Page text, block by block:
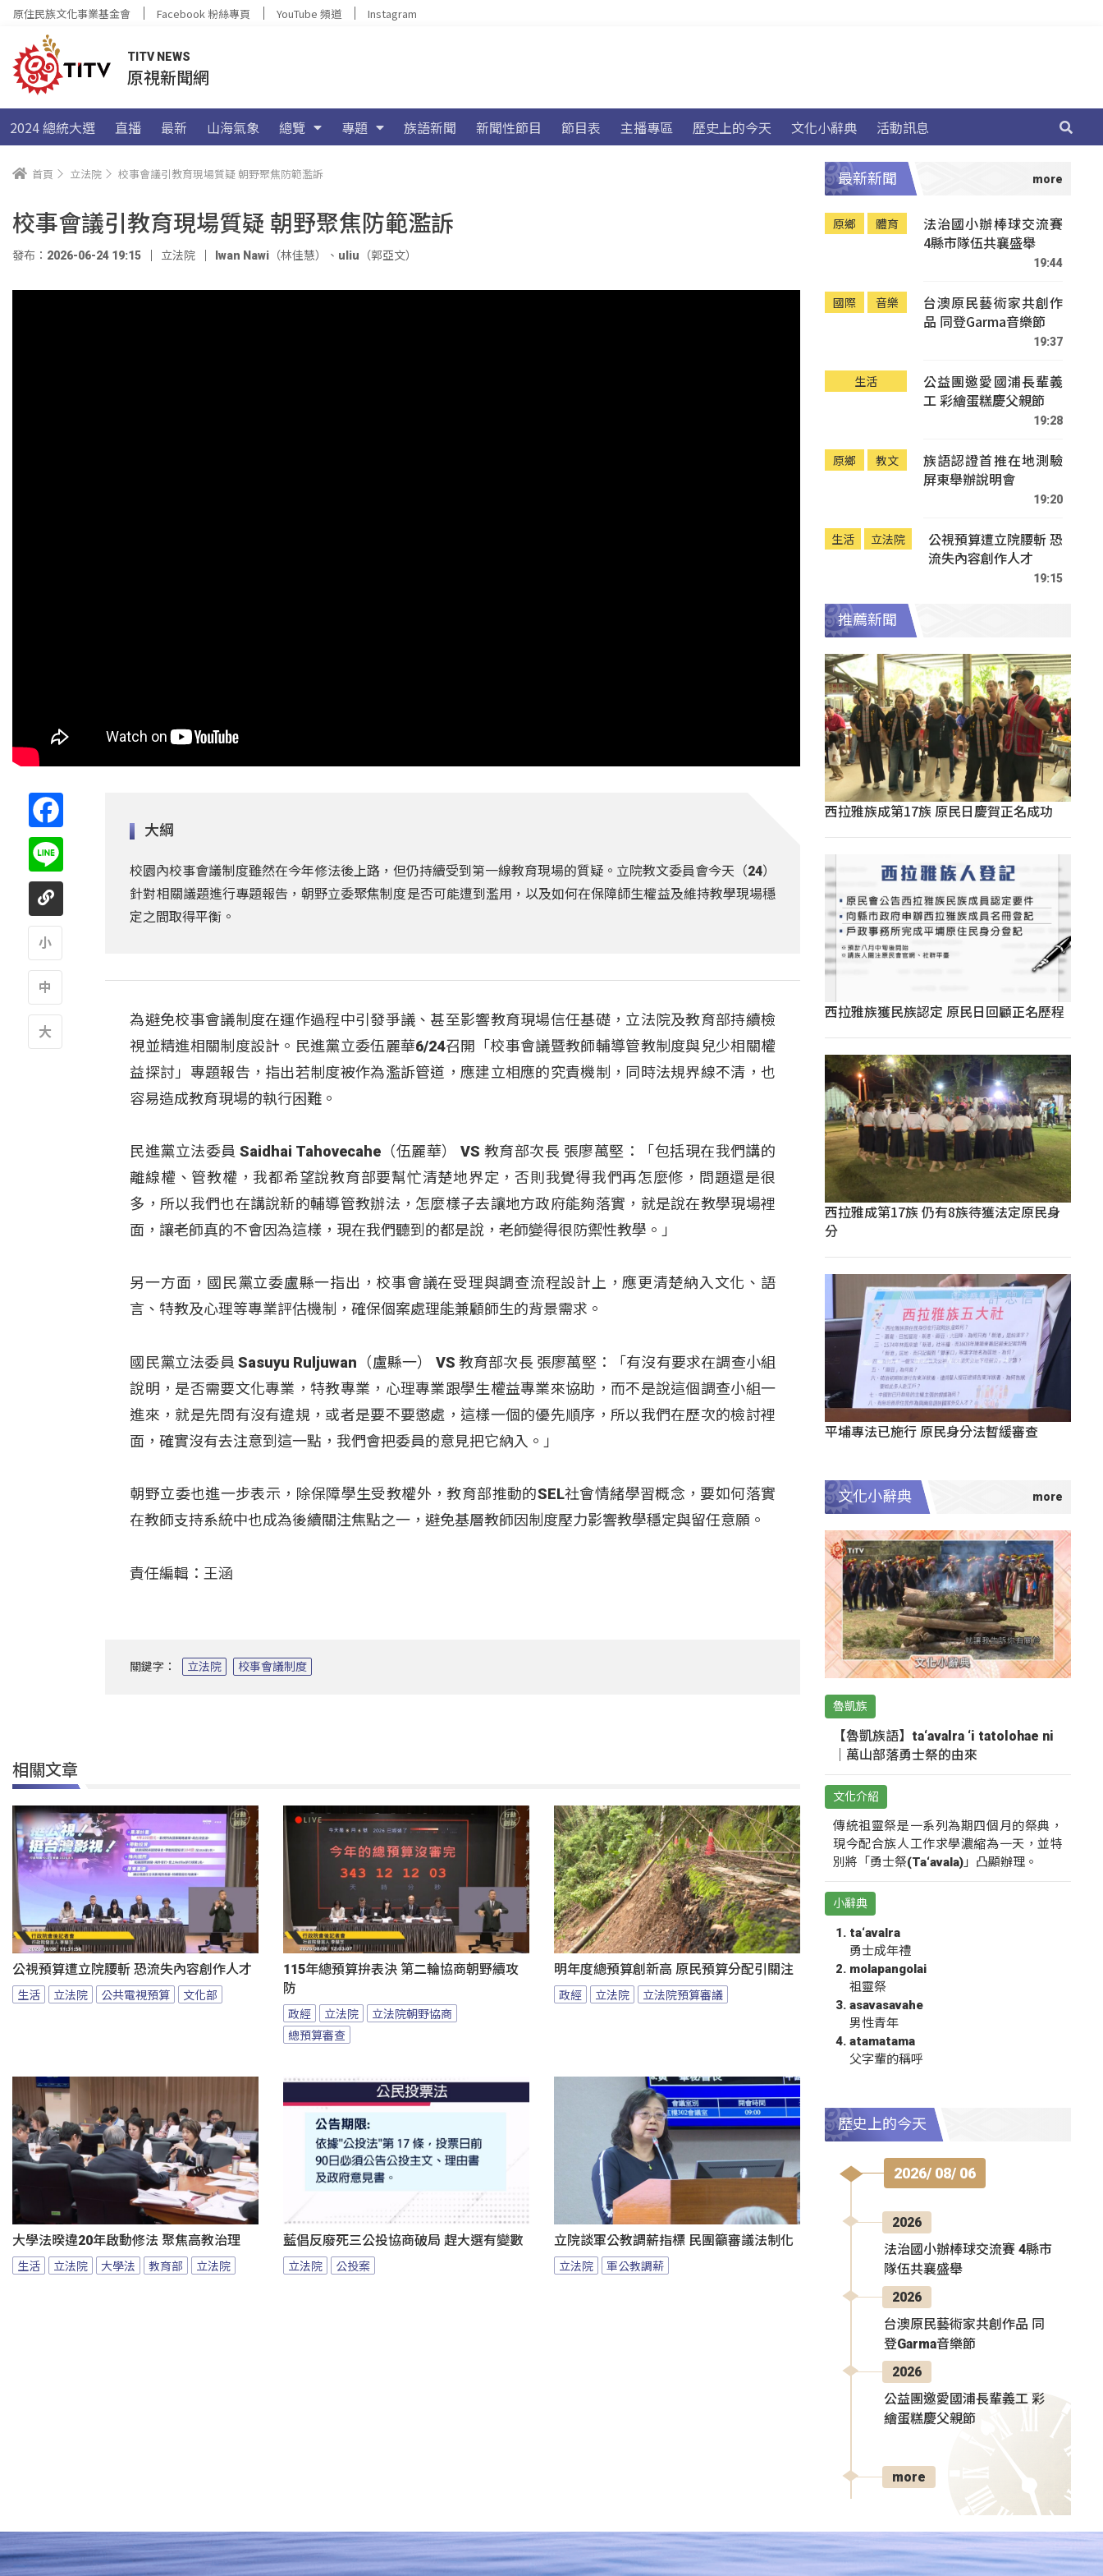
原住民族文化事業基金會 Facebook 粉絲專頁 YouTube 頻道 Instagram
TITV NEWS
原視新聞網
2024 總統大選 直播 最新 山海氣象 總覽 專題 族語新聞 新聞性節目 節目表 主播專區 歷史上的今天 文化小辭典 活動訊息
首頁 立法院 校事會議引教育現場質疑 朝野聚焦防範濫訴
校事會議引教育現場質疑 朝野聚焦防範濫訴
發布：2026-06-24 19:15 立法院 Iwan Nawi（林佳慧） 、 uliu（郭亞文）
大綱
校園內校事會議制度雖然在今年修法後上路，但仍持續受到第一線教育現場的質疑。立院教文委員會今天（24）
針對相關議題進行專題報告，朝野立委聚焦制度是否可能遭到濫用，以及如何在保障師生權益及維持教學現場穩
定之間取得平衡。
為避免校事會議制度在運作過程中引發爭議、甚至影響教育現場信任基礎，立法院及教育部持續檢
視並精進相關制度設計。民進黨立委伍麗華6/24召開「校事會議暨教師輔導管教制度與兒少相關權
益探討」專題報告，指出若制度被作為濫訴管道，應建立相應的究責機制，同時法規界線不清，也
容易造成教育現場的執行困難。
民進黨立法委員 Saidhai Tahovecahe（伍麗華） VS 教育部次長 張廖萬堅：「包括現在我們講的
離線權、管教權，我都希望說教育部要幫忙清楚地界定，否則我覺得我們再怎麼修，問題還是很
多，所以我們也在講說新的輔導管教辦法，怎麼樣子去讓地方政府能夠落實，就是說在教學現場裡
面，讓老師真的不會因為這樣，現在我們聽到的都是說，老師變得很防禦性教學。」
另一方面，國民黨立委盧縣一指出，校事會議在受理與調查流程設計上，應更清楚納入文化、語
言、特教及心理等專業評估機制，確保個案處理能兼顧師生的背景需求。
國民黨立法委員 Sasuyu Ruljuwan（盧縣一） VS 教育部次長 張廖萬堅：「有沒有要求在調查小組
說明，是否需要文化專業，特教專業，心理專業跟學生權益專業來協助，而不是說這個調查小組一
進來，就是先問有沒有違規，或者是要不要懲處，這樣一個的優先順序，所以我們在歷次的檢討裡
面，確實沒有去注意到這一點，我們會把委員的意見把它納入。」
朝野立委也進一步表示，除保障學生受教權外，教育部推動的SEL社會情緒學習概念，要如何落實
在教師支持系統中也成為後續關注焦點之一，避免基層教師因制度壓力影響教學穩定與留任意願。
責任編輯：王涵
關鍵字： 立法院 校事會議制度
相關文章
公視預算遭立院腰斬 恐流失內容創作人才
生活 立法院 公共電視預算 文化部
115年總預算拚表決 第二輪協商朝野續攻
防
政經 立法院
立法院朝野協商
總預算審查
明年度總預算創新高 原民預算分配引關注
政經 立法院 立法院預算審議
大學法暌違20年啟動修法 聚焦高教治理
生活 立法院 大學法 教育部 立法院
藍倡反廢死三公投協商破局 趕大選有變數
立法院 公投案
立院談軍公教調薪指標 民團籲審議法制化
立法院 軍公教調薪
最新新聞
原鄉 體育
法治國小辦棒球交流賽
4縣市隊伍共襄盛舉
19:44
國際 音樂
台澳原民藝術家共創作
品 同登Garma音樂節
19:37
生活
公益團邀愛國浦長輩義
工 彩繪蛋糕慶父親節
19:28
原鄉 教文
族語認證首推在地測驗
屏東舉辦說明會
19:20
生活 立法院
公視預算遭立院腰斬 恐
流失內容創作人才
19:15
推薦新聞
西拉雅族成第17族 原民日慶賀正名成功
西拉雅族獲民族認定 原民日回顧正名歷程
西拉雅成第17族 仍有8族待獲法定原民身
分
平埔專法已施行 原民身分法暫緩審查
文化小辭典
魯凱族
【魯凱族語】ta‘avalra ‘i tatolohae ni
｜萬山部落勇士祭的由來
文化介紹
傳統祖靈祭是一系列為期四個月的祭典，
現今配合族人工作求學濃縮為一天，並特
別將「勇士祭(Ta‘avala)」凸顯辦理。
小辭典
ta‘avalra
勇士成年禮
molapangolai
祖靈祭
asavasavahe
男性青年
atamatama
父字輩的稱呼
歷史上的今天
2026/ 08/ 06
2026
法治國小辦棒球交流賽 4縣市
隊伍共襄盛舉
2026
台澳原民藝術家共創作品 同
登Garma音樂節
2026
公益團邀愛國浦長輩義工 彩
繪蛋糕慶父親節
more